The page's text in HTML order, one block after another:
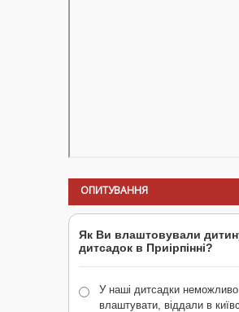
ОПИТУВАННЯ
Як Ви влаштовували
дитсадок в Приірпінні?
У наші дитсадки неможливо
влаштувати, віддали в